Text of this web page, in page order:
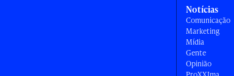
Notícias
Comunicação
Marketing
Mídia
Gente
Opinião